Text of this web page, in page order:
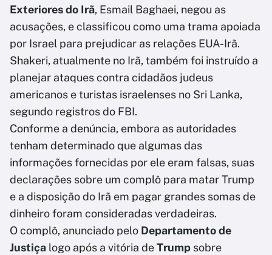
Exteriores do Irã, Esmail Baghaei, negou as
acusações, e classificou como uma trama apoiada
por Israel para prejudicar as relações EUA-Irã.
Shakeri, atualmente no Irã, também foi instruído a
planejar ataques contra cidadãos judeus
americanos e turistas israelenses no Sri Lanka,
segundo registros do FBI.
Conforme a denúncia, embora as autoridades
tenham determinado que algumas das
informações fornecidas por ele eram falsas, suas
declarações sobre um complô para matar Trump
e a disposição do Irã em pagar grandes somas de
dinheiro foram consideradas verdadeiras.
O complô, anunciado pelo Departamento de
Justiça logo após a vitória deTrump sobre